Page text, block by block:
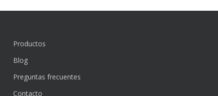
Productos
Blog
Preguntas frecuentes
Contacto